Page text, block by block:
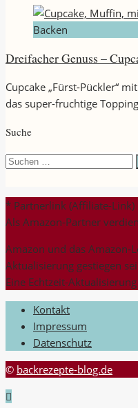
Backen
Dreifacher Genuss –
Cupcake „Fürst-Pückler“
das super-fruchtige
Suche
Suchen
* Partnerlink (Affiliate-Link)
Als Amazon-Partner
Amazon und das Amazon-
Aktualisierung gestiegen
Eine Echtzeit-
Kontakt
Impressum
Datenschutz
© backrezepte-blog.de